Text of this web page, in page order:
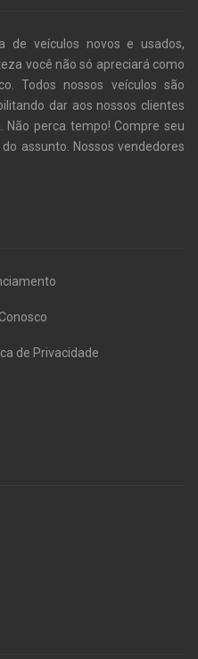
de veículos novos e usados,
você não só apreciará como
Todos nossos veículos são
dar aos nossos clientes
perca tempo! Compre seu
assunto. Nossos vendedores
de Privacidade